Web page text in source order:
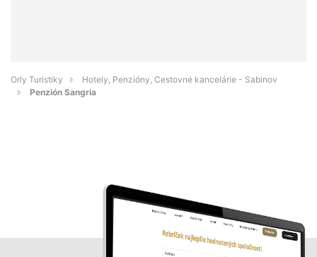
Orly Turistiky
Hotely, Penzióny, Cestovné kancelárie - Sabinov
Penzión Sangria